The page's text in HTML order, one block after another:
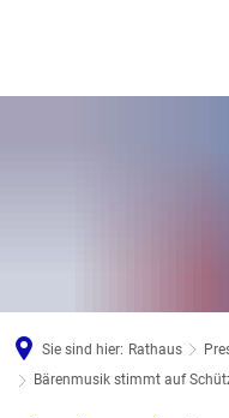
Sie sind hier: Rathaus
Bärenmusik stimmt auf